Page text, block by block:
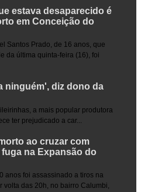
estava desaparecido é
em Conceição do
Santos Prado, de 16 anos, que
da última quinta-feira (16), foi
ninguém', diz dono da
a mais popular produtora
ter prejudicado a car...
ao cruzar com
na Expansão do
anos foi assassinado a tiros na
das 20h, no bairro Calumbi,